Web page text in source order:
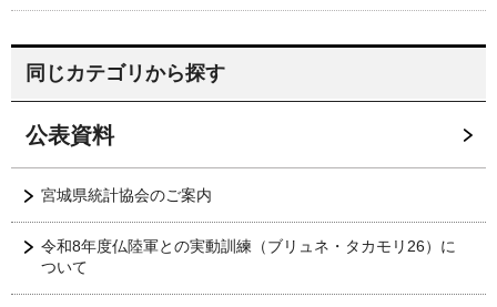
同じカテゴリから探す
公表資料
宮城県統計協会のご案内
令和8年度仏陸軍との実動訓練（ブリュネ・タカモリ26）に
ついて